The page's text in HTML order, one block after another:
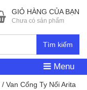
Tìm kiếm
GIỎ HÀNG CỦA BẠN
Chưa có sản phẩm
Menu
/ Van Cổng Ty Nổi Arita